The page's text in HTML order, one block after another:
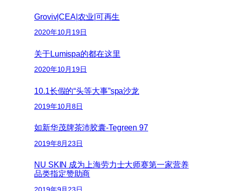
Groviv|CEA|农业|可再生
2020年10月19日
关于Lumispa的都在这里
2020年10月19日
10.1长假的“头等大事”spa沙龙
2019年10月8日
如新华茂牌茶沛胶囊-Tegreen 97
2019年8月23日
NU SKIN 成为上海劳力士大师赛第一家营养
品类指定赞助商